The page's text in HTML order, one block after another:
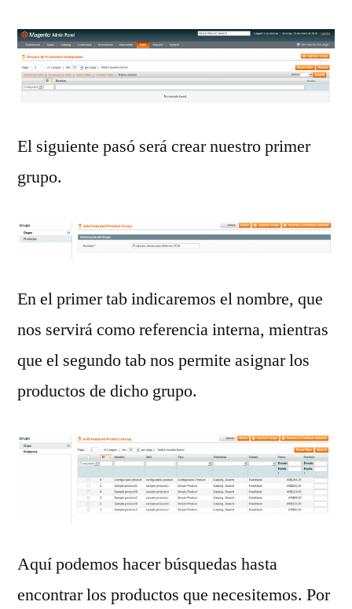
El siguiente pasó será crear nuestro primer
grupo.
En el primer tab indicaremos el nombre, que
nos servirá como referencia interna, mientras
que el segundo tab nos permite asignar los
productos de dicho grupo.
Aquí podemos hacer búsquedas hasta
encontrar los productos que necesitemos. Por